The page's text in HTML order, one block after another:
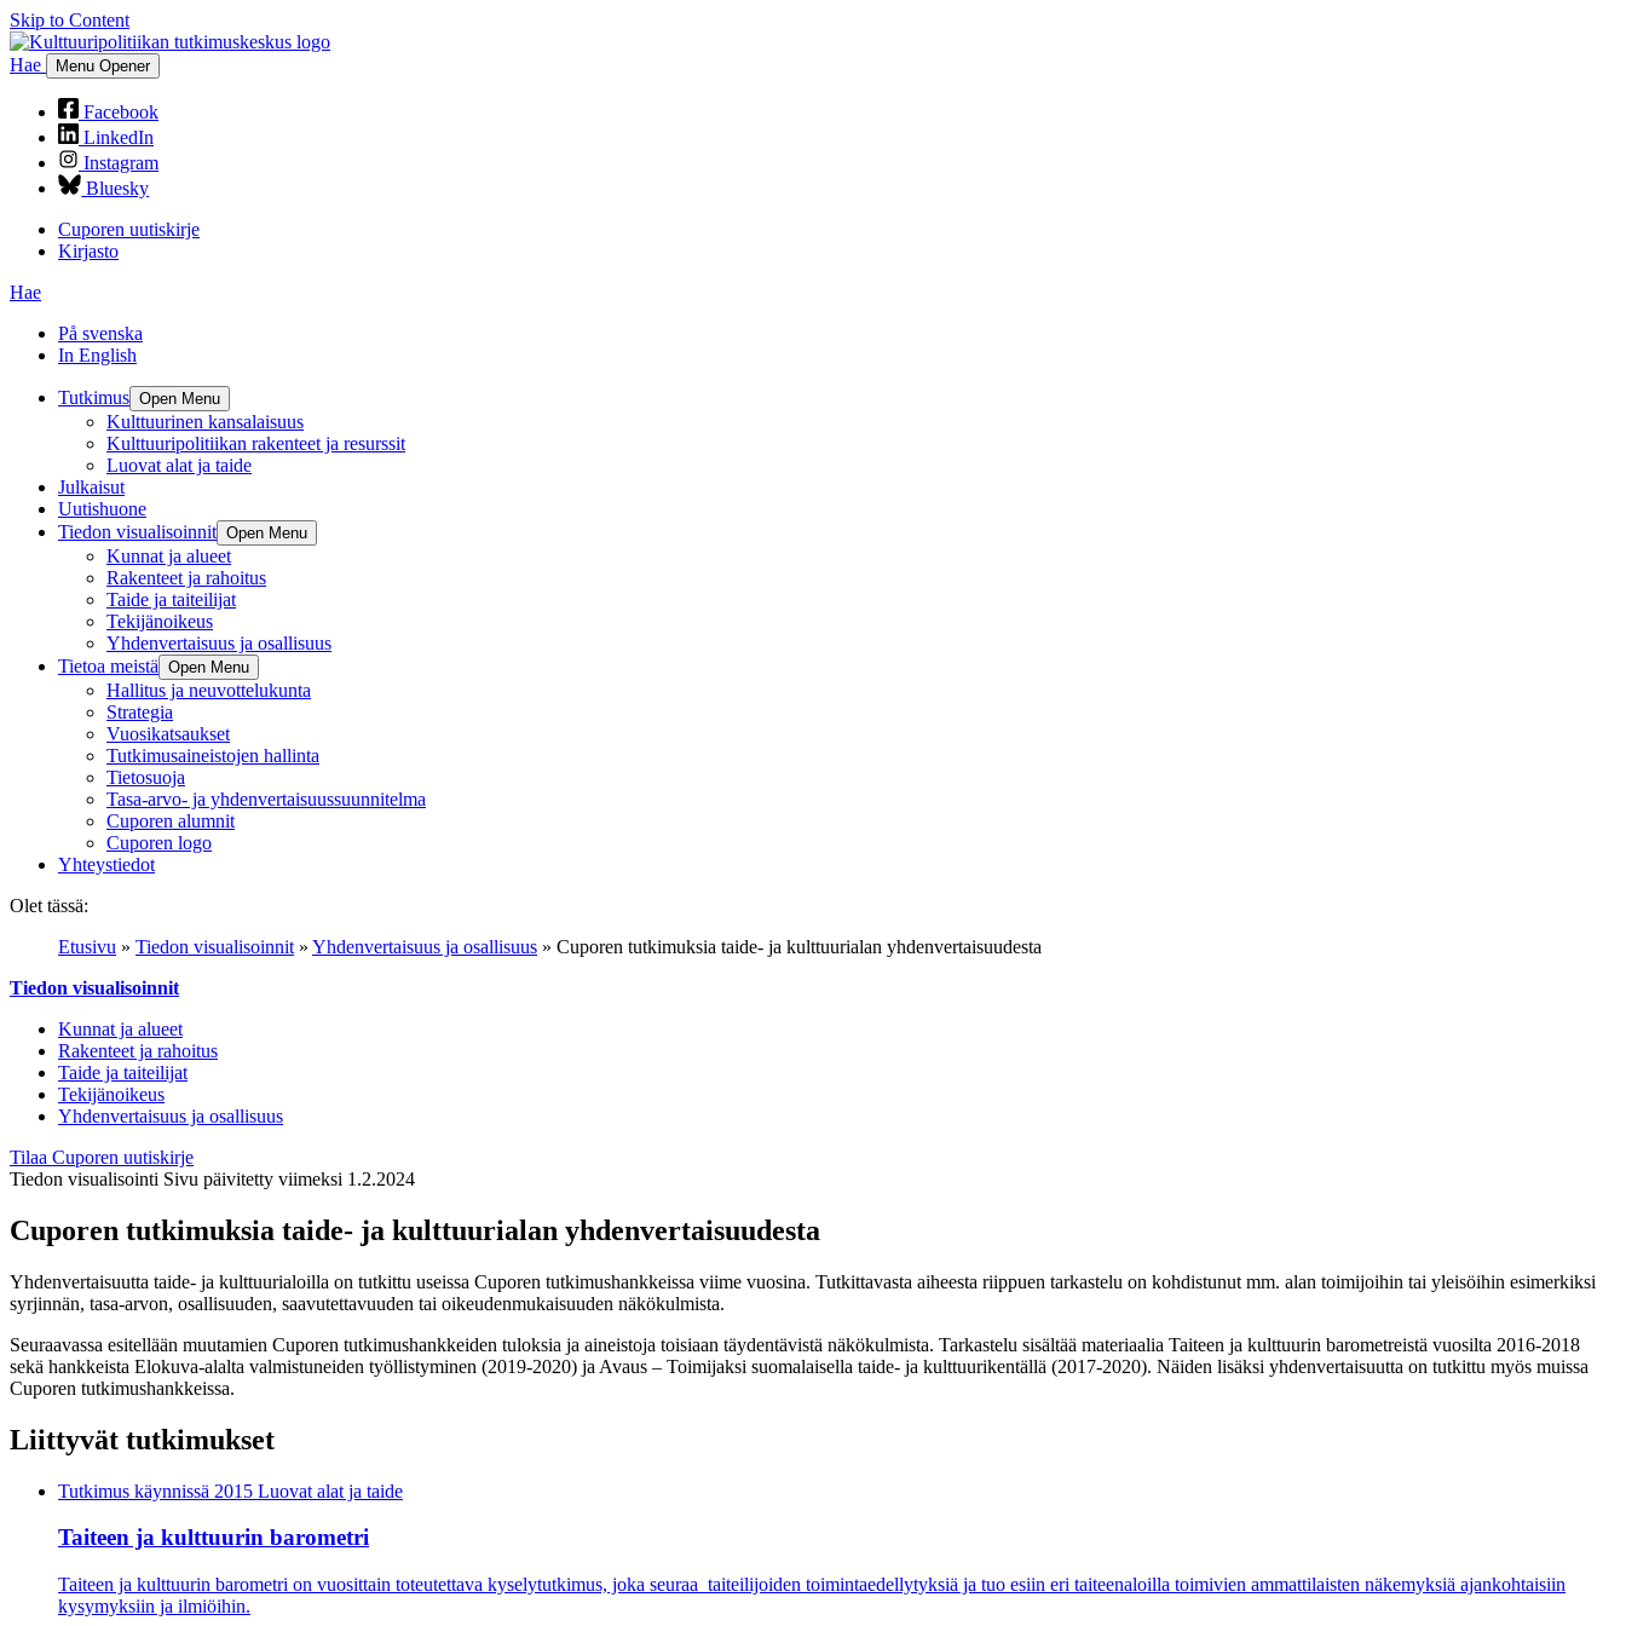
Skip to Content
Hae Menu Opener
Facebook
LinkedIn
Instagram
Bluesky
Cuporen uutiskirje
Kirjasto
Hae
På svenska
In English
Tutkimus Open Menu
Kulttuurinen kansalaisuus
Kulttuuripolitiikan rakenteet ja resurssit
Luovat alat ja taide
Julkaisut
Uutishuone
Tiedon visualisoinnit Open Menu
Kunnat ja alueet
Rakenteet ja rahoitus
Taide ja taiteilijat
Tekijänoikeus
Yhdenvertaisuus ja osallisuus
Tietoa meistä Open Menu
Hallitus ja neuvottelukunta
Strategia
Vuosikatsaukset
Tutkimusaineistojen hallinta
Tietosuoja
Tasa-arvo- ja yhdenvertaisuussuunnitelma
Cuporen alumnit
Cuporen logo
Yhteystiedot
Olet tässä:
Etusivu » Tiedon visualisoinnit » Yhdenvertaisuus ja osallisuus » Cuporen tutkimuksia taide- ja kulttuurialan yhdenvertaisuudesta
Tiedon visualisoinnit
Kunnat ja alueet
Rakenteet ja rahoitus
Taide ja taiteilijat
Tekijänoikeus
Yhdenvertaisuus ja osallisuus
Tilaa Cuporen uutiskirje
Tiedon visualisointi Sivu päivitetty viimeksi 1.2.2024
Cuporen tutkimuksia taide- ja kulttuurialan yhdenvertaisuudesta
Yhdenvertaisuutta taide- ja kulttuurialoilla on tutkittu useissa Cuporen tutkimushankkeissa viime vuosina. Tutkittavasta aiheesta riippuen tarkastelu on kohdistunut mm. alan toimijoihin tai yleisöihin esimerkiksi
syrjinnän, tasa-arvon, osallisuuden, saavutettavuuden tai oikeudenmukaisuuden näkökulmista.
Seuraavassa esitellään muutamien Cuporen tutkimushankkeiden tuloksia ja aineistoja toisiaan täydentävistä näkökulmista. Tarkastelu sisältää materiaalia Taiteen ja kulttuurin barometreistä vuosilta 2016-2018
sekä hankkeista Elokuva-alalta valmistuneiden työllistyminen (2019-2020) ja Avaus – Toimijaksi suomalaisella taide- ja kulttuurikentällä (2017-2020). Näiden lisäksi yhdenvertaisuutta on tutkittu myös muissa
Cuporen tutkimushankkeissa.
Liittyvät tutkimukset
Tutkimus käynnissä 2015 Luovat alat ja taide
Taiteen ja kulttuurin barometri
Taiteen ja kulttuurin barometri on vuosittain toteutettava kyselytutkimus, joka seuraa taiteilijoiden toimintaedellytyksiä ja tuo esiin eri taiteenaloilla toimivien ammattilaisten näkemyksiä ajankohtaisiin
kysymyksiin ja ilmiöihin.